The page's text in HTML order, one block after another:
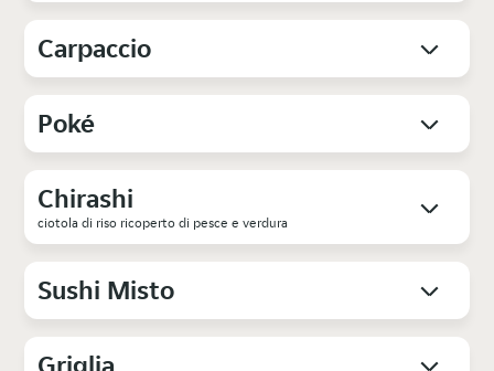
Carpaccio
Poké
Chirashi
ciotola di riso ricoperto di pesce e verdura
Sushi Misto